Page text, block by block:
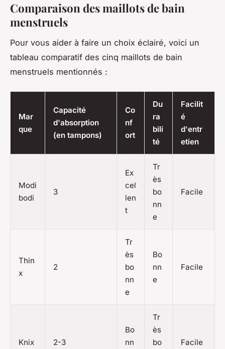
Comparaison des maillots de bain
menstruels
Pour vous aider à faire un choix éclairé, voici un
tableau comparatif des cinq maillots de bain
menstruels mentionnés :
Mar
que
Capacité
d'absorption
(en tampons)
Co
nf
ort
Du
ra
bili
té
Facilit
é
d'entr
etien
Modi
bodi
3
Ex
cel
len
t
Tr
ès
bo
nn
e
Facile
Thin
x
2
Tr
ès
bo
nn
e
Bo
nn
e
Facile
Knix 2-3
Bo
nn
Tr
ès
bo
Facile